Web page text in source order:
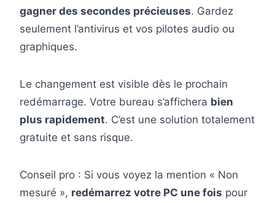
gagner des secondes précieuses. Gardez
seulement l’antivirus et vos pilotes audio ou
graphiques.
Le changement est visible dès le prochain
redémarrage. Votre bureau s’affichera bien
plus rapidement. C’est une solution totalement
gratuite et sans risque.
Conseil pro : Si vous voyez la mention « Non
mesuré », redémarrez votre PC une fois pour